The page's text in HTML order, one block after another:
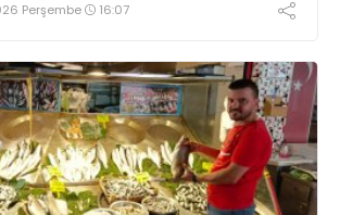
“Gölcük’te ve Kocaeli genelinde ses
Perşembe 16:07